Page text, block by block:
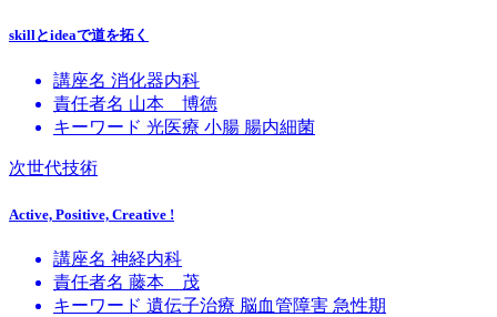
skillとideaで道を拓く
講座名 消化器内科
責任者名 山本 博徳
キーワード 光医療 小腸 腸内細菌
次世代技術
Active, Positive, Creative !
講座名 神経内科
責任者名 藤本 茂
キーワード 遺伝子治療 脳血管障害 急性期